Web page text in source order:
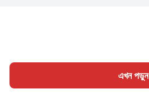
এখন পড়ুন
হোম শ্রেণী লিখুন